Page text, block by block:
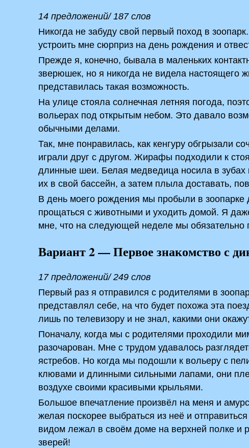
14 предложений/ 187 слов
Никогда не забуду свой первый поход в
устроить мне сюрприз на день рождения и
Прежде я, конечно, бывала в маленьких
зверюшек, но я никогда не видела настоящего
представилась такая возможность.
На улице стояла солнечная летняя погода,
вольерах под открытым небом. Это давало
обычными делами.
Так, мне понравилась, как кенгуру обгрызали
играли друг с другом. Жирафы подходили к
длинные шеи. Белая медведица носила в
их в свой бассейн, а затем плыла доставать,
В день моего рождения мы пробыли в зоопарке
прощаться с животными и уходить домой. Я
мне, что на следующей неделе мы обязательно
Вариант 2 — Первое знакомство с
17 предложений/ 249 слов
Первый раз я отправился с родителями в
представлял себе, на что будет похожа эта
лишь по телевизору и не знал, какими они
Поначалу, когда мы с родителями проходили
разочарован. Мне с трудом удавалось
ястребов. Но когда мы подошли к вольеру с
клювами и длинными сильными лапами, они
воздухе своими красивыми крыльями.
Большое впечатление произвёл на меня и
желая поскорее выбраться из неё и
видом лежал в своём доме на верхней полке и
зверей!